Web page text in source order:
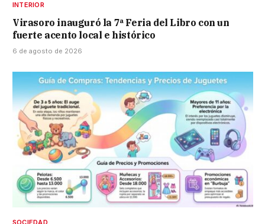
INTERIOR
Virasoro inauguró la 7ª Feria del Libro con un
fuerte acento local e histórico
6 de agosto de 2026
SOCIEDAD